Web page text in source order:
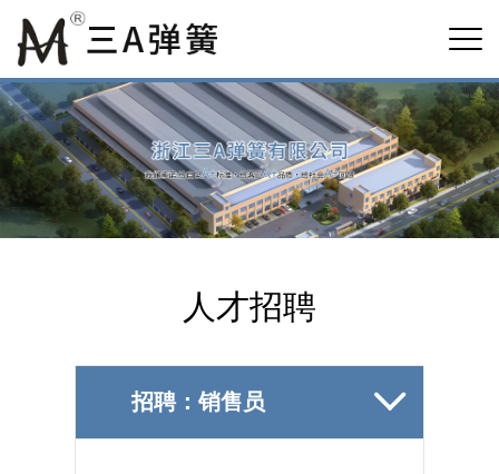
人才招聘
招聘：销售员 